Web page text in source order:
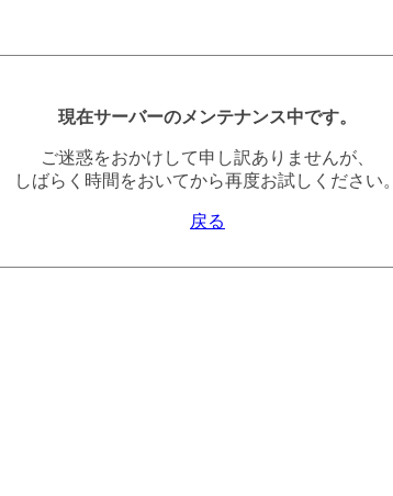
現在サーバーのメンテナンス中です。
ご迷惑をおかけして申し訳ありませんが、
しばらく時間をおいてから再度お試しください。
戻る